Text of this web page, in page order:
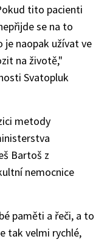
tito pacienti
se na to
je naopak užívat ve
na životě,"
Svatopluk
metody
Bartoš z
nemocnice
paměti a řeči, a to
tak velmi rychlé,